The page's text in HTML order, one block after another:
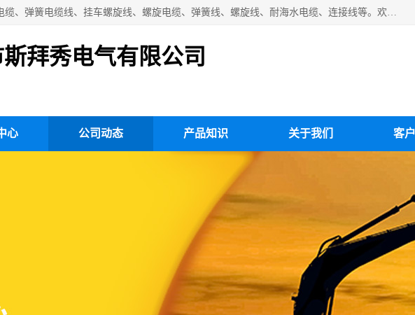
扬州市斯拜秀电缆厂专业生产：弹性电缆、弹簧电缆线、挂车螺旋线、螺旋电缆、弹簧线、螺旋线、耐海水电缆、连接线等。欢迎来电咨询！
拜秀电气有限公司
心 公司动态 产品知识 关于我们 客